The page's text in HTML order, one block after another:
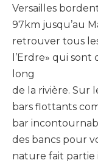
Versailles
97km jusqu’au
retrouver tous
l’Erdre» qui
long
de la rivière. Sur
bars flottants
bar
des bancs pour
nature fait partie